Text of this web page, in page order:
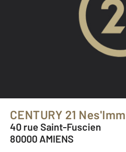
CENTURY 21
40 rue Saint-Fuscien
80000 AMIENS